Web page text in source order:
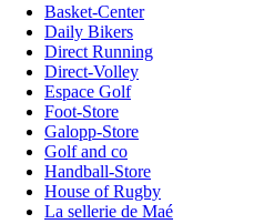
Basket-Center
Daily Bikers
Direct Running
Direct-Volley
Espace Golf
Foot-Store
Galopp-Store
Golf and co
Handball-Store
House of Rugby
La sellerie de Maé